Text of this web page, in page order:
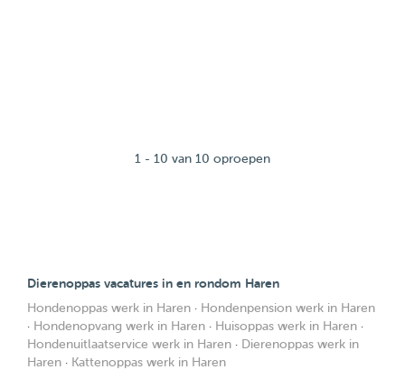
1 - 10 van 10 oproepen
Dierenoppas vacatures in en rondom Haren
Hondenoppas werk in Haren · Hondenpension werk in Haren
· Hondenopvang werk in Haren · Huisoppas werk in Haren ·
Hondenuitlaatservice werk in Haren · Dierenoppas werk in
Haren · Kattenoppas werk in Haren